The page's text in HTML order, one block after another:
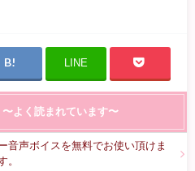
LINE
〜よく読まれています〜
音声ボイスを無料でお使い頂けま
。